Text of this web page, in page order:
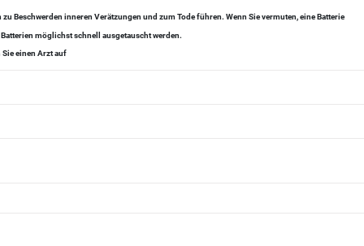
Beschwerden inneren Verätzungen und zum Tode führen. Wenn Sie vermuten, eine Batterie
möglichst schnell ausgetauscht werden.
einen Arzt auf